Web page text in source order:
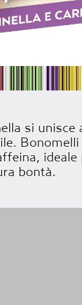
si unisce
Bonomelli
ideale
bontà.